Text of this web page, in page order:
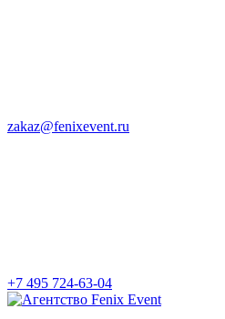
zakaz@fenixevent.ru
+7 495 724-63-04
Агентство